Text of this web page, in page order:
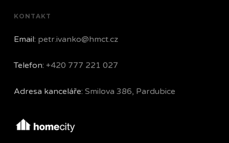
KONTAKT
Email: petr.ivanko@hmct.cz
Telefon: +420 777 221 027
Adresa kanceláře: Smilova 386, Pardubice